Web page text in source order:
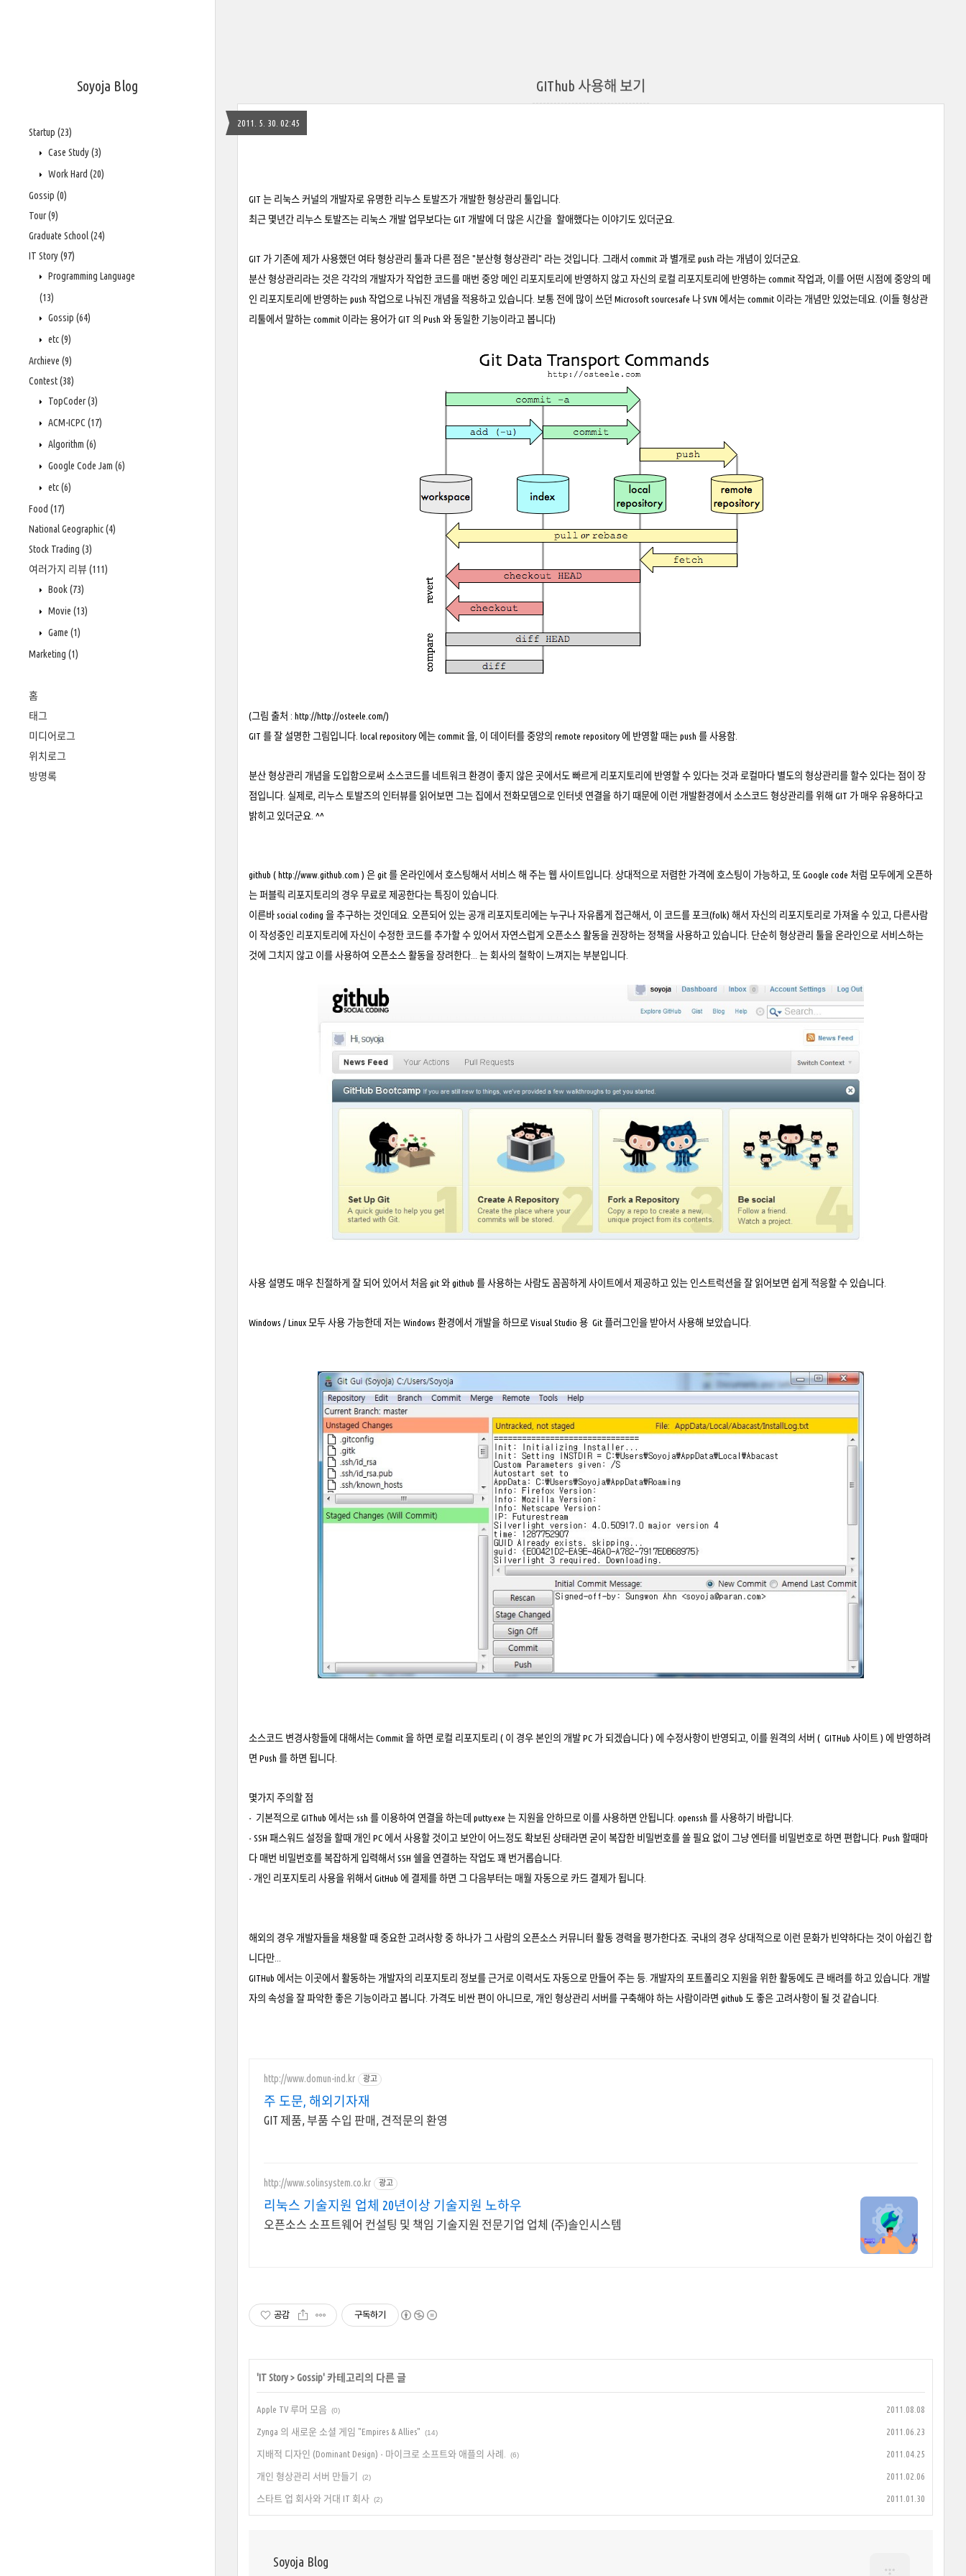
Soyoja Blog
Startup (23)
Case Study(3)
Work Hard (20)
Gossip (0)
Tour(9)
Graduate School(24)
IT Story(97)
Programming Language
(13)
Gossip (64)
etc(9)
Archieve (9)
Contest(38)
TopCoder(3)
ACM-ICPC (17)
Algorithm (6)
Google Code Jam (6)
etc(6)
Food (17)
National Geographic(4)
Stock Trading (3)
여러가지 리뷰 (111)
Book(73)
Movie (13)
Game (1)
Marketing (1)
홈
태그
미디어로그
위치로그
방명록
GIThub 사용해 보기
2011. 5. 30. 02:45
GIT 는 리눅스 커널의 개발자로 유명한 리누스 토발즈가 개발한 형상관리 툴입니다.
최근 몇년간 리누스 토발즈는 리눅스 개발 업무보다는 GIT 개발에 더 많은 시간을 할애했다는 이야기도 있더군요.
GIT 가 기존에 제가 사용했던 여타 형상관리 툴과 다른 점은 "분산형 형상관리" 라는 것입니다. 그래서 commit 과 별개로 push 라는 개념이 있더군요.
분산 형상관리라는 것은 각각의 개발자가 작업한 코드를 매번 중앙 메인 리포지토리에 반영하지 않고 자신의 로컬 리포지토리에 반영하는 commit 작업과, 이를 어떤 시점에 중앙의 메
인 리포지토리에 반영하는 push 작업으로 나눠진 개념을 적용하고 있습니다. 보통 전에 많이 쓰던 Microsoft sourcesafe 나 SVN 에서는 commit 이라는 개념만 있었는데요. (이들 형상관
리툴에서 말하는 commit 이라는 용어가 GIT 의 Push 와 동일한 기능이라고 봅니다)
(그림 출처 : http://http://osteele.com/)
GIT 를 잘 설명한 그림입니다. local repository 에는 commit 을, 이 데이터를 중앙의 remote repository 에 반영할 때는 push 를 사용함.
분산 형상관리 개념을 도입함으로써 소스코드를 네트워크 환경이 좋지 않은 곳에서도 빠르게 리포지토리에 반영할 수 있다는 것과 로컬마다 별도의 형상관리를 할수 있다는 점이 장
점입니다. 실제로, 리누스 토발즈의 인터뷰를 읽어보면 그는 집에서 전화모뎀으로 인터넷 연결을 하기 때문에 이런 개발환경에서 소스코드 형상관리를 위해 GIT 가 매우 유용하다고
밝히고 있더군요. ^^
github ( http://www.github.com ) 은 git 를 온라인에서 호스팅해서 서비스 해 주는 웹 사이트입니다. 상대적으로 저렴한 가격에 호스팅이 가능하고, 또 Google code 처럼 모두에게 오픈하
는 퍼블릭 리포지토리의 경우 무료로 제공한다는 특징이 있습니다.
이른바 social coding 을 추구하는 것인데요. 오픈되어 있는 공개 리포지토리에는 누구나 자유롭게 접근해서, 이 코드를 포크(folk) 해서 자신의 리포지토리로 가져올 수 있고, 다른사람
이 작성중인 리포지토리에 자신이 수정한 코드를 추가할 수 있어서 자연스럽게 오픈소스 활동을 권장하는 정책을 사용하고 있습니다. 단순히 형상관리 툴을 온라인으로 서비스하는
것에 그치지 않고 이를 사용하여 오픈소스 활동을 장려한다... 는 회사의 철학이 느껴지는 부분입니다.
사용 설명도 매우 친절하게 잘 되어 있어서 처음 git 와 github 를 사용하는 사람도 꼼꼼하게 사이트에서 제공하고 있는 인스트럭션을 잘 읽어보면 쉽게 적응할 수 있습니다.
Windows / Linux 모두 사용 가능한데 저는 Windows 환경에서 개발을 하므로 Visual Studio 용 Git 플러그인을 받아서 사용해 보았습니다.
소스코드 변경사항들에 대해서는 Commit 을 하면 로컬 리포지토리 ( 이 경우 본인의 개발 PC 가 되겠습니다 ) 에 수정사항이 반영되고, 이를 원격의 서버 ( GITHub 사이트 ) 에 반영하려
면 Push 를 하면 됩니다.
몇가지 주의할 점
- 기본적으로 GIThub 에서는 ssh 를 이용하여 연결을 하는데 putty.exe 는 지원을 안하므로 이를 사용하면 안됩니다. openssh 를 사용하기 바랍니다.
- SSH 패스워드 설정을 할때 개인 PC 에서 사용할 것이고 보안이 어느정도 확보된 상태라면 굳이 복잡한 비밀번호를 쓸 필요 없이 그냥 엔터를 비밀번호로 하면 편합니다. Push 할때마
다 매번 비밀번호를 복잡하게 입력해서 SSH 쉘을 연결하는 작업도 꽤 번거롭습니다.
- 개인 리포지토리 사용을 위해서 GitHub 에 결제를 하면 그 다음부터는 매월 자동으로 카드 결제가 됩니다.
해외의 경우 개발자들을 채용할 때 중요한 고려사항 중 하나가 그 사람의 오픈소스 커뮤니터 활동 경력을 평가한다죠. 국내의 경우 상대적으로 이런 문화가 빈약하다는 것이 아쉽긴 합
니다만...
GITHub 에서는 이곳에서 활동하는 개발자의 리포지토리 정보를 근거로 이력서도 자동으로 만들어 주는 등. 개발자의 포트폴리오 지원을 위한 활동에도 큰 배려를 하고 있습니다. 개발
자의 속성을 잘 파악한 좋은 기능이라고 봅니다. 가격도 비싼 편이 아니므로, 개인 형상관리 서버를 구축해야 하는 사람이라면 github 도 좋은 고려사항이 될 것 같습니다.
http://www.domun-ind.kr 광고
주 도문, 해외기자재
GIT 제품, 부품 수입 판매, 견적문의 환영
http://www.solinsystem.co.kr 광고
리눅스 기술지원 업체 20년이상 기술지원 노하우
오픈소스 소프트웨어 컨설팅 및 책임 기술지원 전문기업 업체 (주)솔인시스템
공감 구독하기
'IT Story>Gossip' 카테고리의 다른 글
Apple TV 루머 모음 (0) 2011.08.08
Zynga 의 새로운 소셜 게임 "Empires & Allies" (14) 2011.06.23
지배적 디자인 (Dominant Design) - 마이크로 소프트와 애플의 사례. (6) 2011.04.25
개인 형상관리 서버 만들기 (2) 2011.02.06
스타트 업 회사와 거대 IT 회사 (2) 2011.01.30
Soyoja Blog